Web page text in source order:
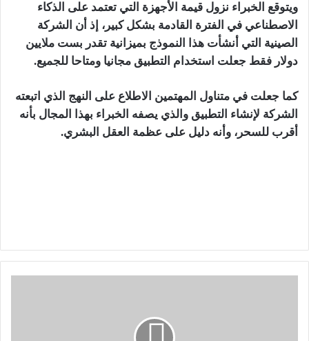
ويتوقع الخبراء نزول قيمة الأجهزة التي تعتمد على الذكاء
الاصطناعي في الفترة القادمة بشكل كبير، إذ أن الشركة
الصينية التي أنشأت هذا النموذج بميزانية تقدر بست ملايين
دولار فقط جعلت استخدام التطبيق مجانيا ومتاحا للجميع.
كما جعلت في متناول المهتمين الاطلاع على النهج الذي اتبعته
الشركة لإنشاء التطبيق والذي يصفه الخبراء بهذا المجال بأنه
أقرب للسحر، وأنه دليل على عظمة العقل البشري.